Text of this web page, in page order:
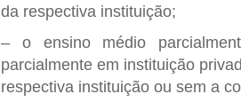
da respectiva instituição;
– o ensino médio
parcialmente em instituição
respectiva instituição ou sem a